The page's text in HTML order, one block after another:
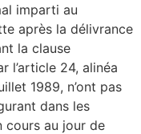
imparti au
après la délivrance
la clause
l’article 24, alinéa
1989, n’ont pas
dans les
cours au jour de